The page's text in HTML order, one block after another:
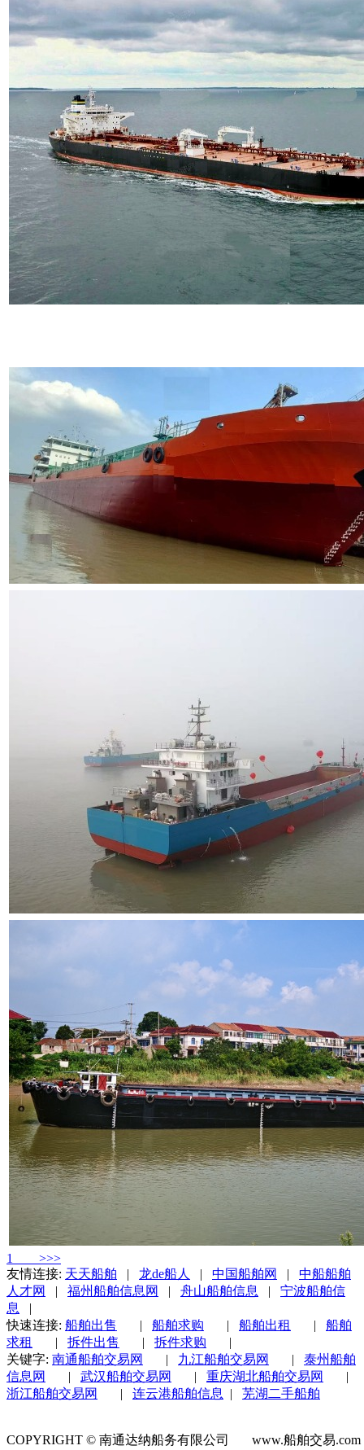
1
>>>
友情连接: 天天船舶 | 龙de船人 | 中国船舶网 | 中船船舶
人才网
| 福州船舶信息网 | 舟山船舶信息 | 宁波船舶信
息
|
快速连接: 船舶出售 | 船舶求购 | 船舶出租 | 船舶
求租
| 拆件出售 | 拆件求购 |
关键字: 南通船舶交易网 | 九江船舶交易网 | 泰州船舶
信息网
| 武汉船舶交易网 | 重庆湖北船舶交易网
|
浙江船舶交易网
| 连云港船舶信息 | 芜湖二手船舶
COPYRIGHT © 南通达纳船务有限公司 www.船舶交易